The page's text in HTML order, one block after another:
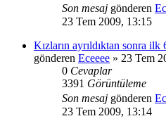
Son mesaj gönderen
23 Tem 2009, 13:15
Kızların ayrıldıktan sonra ilk
gönderen Eceeee » 23 Tem
0 Cevaplar
3391 Görüntüleme
Son mesaj gönderen
23 Tem 2009, 13:14